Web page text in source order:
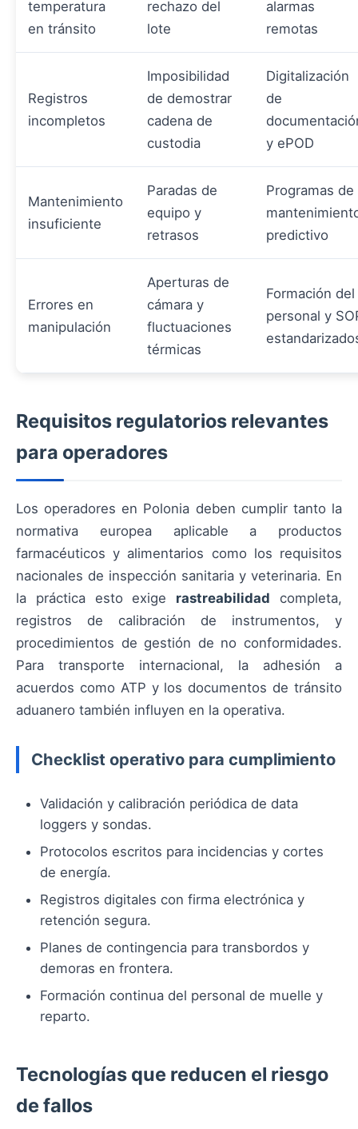
temperatura
en tránsito
rechazo del
lote
alarmas
remotas
Registros
incompletos
Imposibilidad
de demostrar
cadena de
custodia
Digitalización
de
y ePOD
Mantenimiento
insuficiente
Paradas de
equipo y
retrasos
Programas de
predictivo
Errores en
manipulación
Aperturas de
cámara y
fluctuaciones
térmicas
Formación del
personal y
Requisitos regulatorios relevantes
para operadores
Los operadores en Polonia deben cumplir tanto la
normativa europea aplicable a productos
farmacéuticos y alimentarios como los requisitos
nacionales de inspección sanitaria y veterinaria. En
la práctica esto exige rastreabilidad completa,
registros de calibración de instrumentos, y
procedimientos de gestión de no conformidades.
Para transporte internacional, la adhesión a
acuerdos como ATP y los documentos de tránsito
aduanero también influyen en la operativa.
Checklist operativo para cumplimiento
Validación y calibración periódica de data
loggers y sondas.
Protocolos escritos para incidencias y cortes
de energía.
Registros digitales con firma electrónica y
retención segura.
Planes de contingencia para transbordos y
demoras en frontera.
Formación continua del personal de muelle y
reparto.
Tecnologías que reducen el riesgo
de fallos